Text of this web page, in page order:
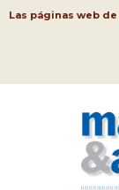
Las páginas web